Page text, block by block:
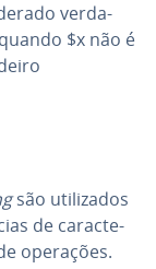
ver­da­
$x não é
são uti­li­za­dos
de ca­rac­te­
operações.